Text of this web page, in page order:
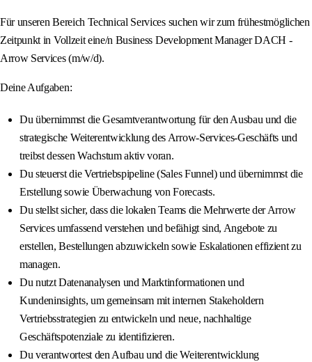
Für unseren Bereich Technical Services suchen wir zum frühestmöglichen
Zeitpunkt in Vollzeit eine/n Business Development Manager DACH -
Arrow Services (m/w/d).
Deine Aufgaben:
Du übernimmst die Gesamtverantwortung für den Ausbau und die
strategische Weiterentwicklung des Arrow-Services-Geschäfts und
treibst dessen Wachstum aktiv voran.
Du steuerst die Vertriebspipeline (Sales Funnel) und übernimmst die
Erstellung sowie Überwachung von Forecasts.
Du stellst sicher, dass die lokalen Teams die Mehrwerte der Arrow
Services umfassend verstehen und befähigt sind, Angebote zu
erstellen, Bestellungen abzuwickeln sowie Eskalationen effizient zu
managen.
Du nutzt Datenanalysen und Marktinformationen und
Kundeninsights, um gemeinsam mit internen Stakeholdern
Vertriebsstrategien zu entwickeln und neue, nachhaltige
Geschäftspotenziale zu identifizieren.
Du verantwortest den Aufbau und die Weiterentwicklung